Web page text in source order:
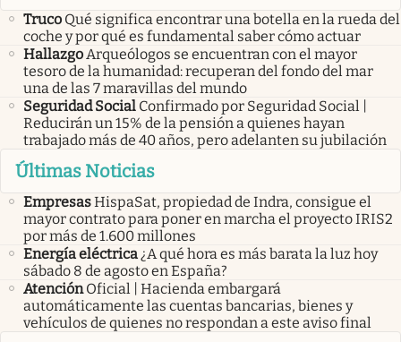
Truco Qué significa encontrar una botella en la rueda del
coche y por qué es fundamental saber cómo actuar
HallazgoArqueólogos se encuentran con el mayor
tesoro de la humanidad: recuperan del fondo del mar
una de las 7 maravillas del mundo
Seguridad Social Confirmado por Seguridad Social |
Reducirán un 15% de la pensión a quienes hayan
trabajado más de 40 años, pero adelanten su jubilación
Últimas Noticias
EmpresasHispaSat, propiedad de Indra, consigue el
mayor contrato para poner en marcha el proyecto IRIS2
por más de 1.600 millones
Energía eléctrica¿A qué hora es más barata la luz hoy
sábado 8 de agosto en España?
Atención Oficial | Hacienda embargará
automáticamente las cuentas bancarias, bienes y
vehículos de quienes no respondan a este aviso final